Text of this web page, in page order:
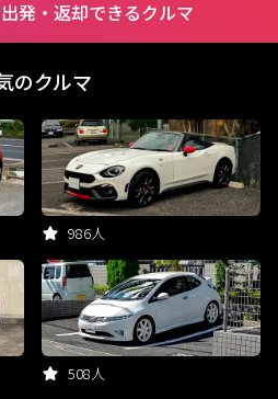
発・返却できるクルマ
のクルマ
986人
508人